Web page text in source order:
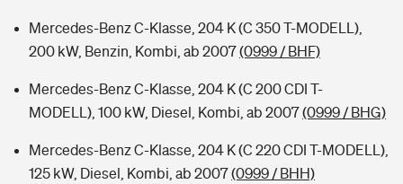
Mercedes-Benz C-Klasse, 204 K (C 350 T-MODELL),
200 kW, Benzin, Kombi, ab 2007(0999 / BHF)
Mercedes-Benz C-Klasse, 204 K (C 200 CDI T-
MODELL), 100 kW, Diesel, Kombi, ab 2007(0999 / BHG)
Mercedes-Benz C-Klasse, 204 K (C 220 CDI T-MODELL),
125 kW, Diesel, Kombi, ab 2007(0999 / BHH)